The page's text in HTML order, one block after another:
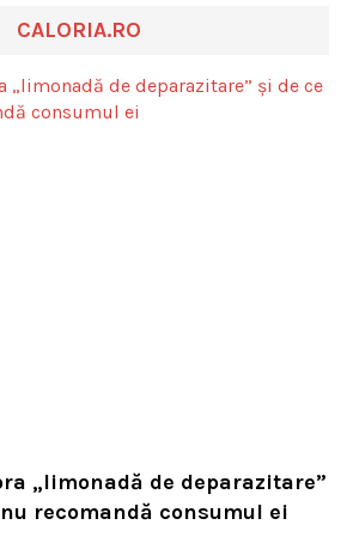
CALORIA.RO
„limonadă de deparazitare”
recomandă consumul ei